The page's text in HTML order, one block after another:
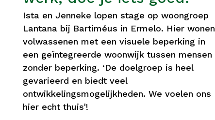
Ista en Jenneke lopen stage op woongroep
Lantana bij Bartiméus in Ermelo. Hier wonen
volwassenen met een visuele beperking in
een geïntegreerde woonwijk tussen mensen
zonder beperking. ‘De doelgroep is heel
gevarieerd en biedt veel
ontwikkelingsmogelijkheden. We voelen ons
hier echt thuis'!